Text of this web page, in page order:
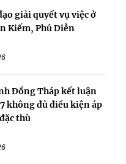
giải quyết vụ việc ở
Kiếm, Phú Diễn
Đồng Tháp kết luận
không đủ điều kiện áp
thù